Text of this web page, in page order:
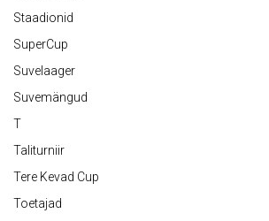
Staadionid
SuperCup
Suvelaager
Suvemängud
T
Taliturniir
Tere Kevad Cup
Toetajad